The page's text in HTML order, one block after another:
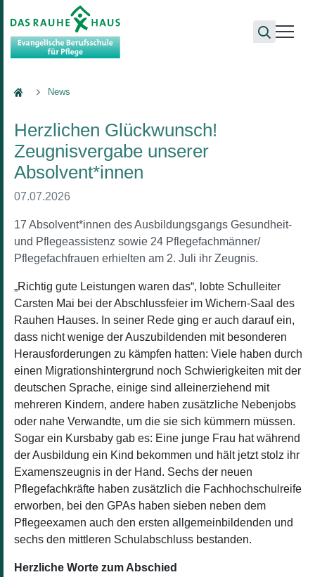
Berufsschule
News
Herzlichen Glückwunsch!
Zeugnisvergabe unserer
Absolvent*innen
07.07.2026
17 Absolvent*innen des Ausbildungsgangs Gesundheit-
und Pflegeassistenz sowie 24 Pflegefachmänner/
Pflegefachfrauen erhielten am 2. Juli ihr Zeugnis.
„Richtig gute Leistungen waren das“, lobte Schulleiter
Carsten Mai bei der Abschlussfeier im Wichern-Saal des
Rauhen Hauses. In seiner Rede ging er auch darauf ein,
dass nicht wenige der Auszubildenden mit besonderen
Herausforderungen zu kämpfen hatten: Viele haben durch
einen Migrationshintergrund noch Schwierigkeiten mit der
deutschen Sprache, einige sind alleinerziehend mit
mehreren Kindern, andere haben zusätzliche Nebenjobs
oder nahe Verwandte, um die sie sich kümmern müssen.
Sogar ein Kursbaby gab es: Eine junge Frau hat während
der Ausbildung ein Kind bekommen und hält jetzt stolz ihr
Examenszeugnis in der Hand. Sechs der neuen
Pflegefachkräfte haben zusätzlich die Fachhochschulreife
erworben, bei den GPAs haben sieben neben dem
Pflegeexamen auch den ersten allgemeinbildenden und
sechs den mittleren Schulabschluss bestanden.
Herzliche Worte zum Abschied